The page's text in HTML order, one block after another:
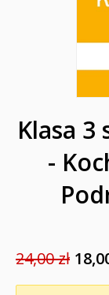
Klasa 3
-
24,00 zł